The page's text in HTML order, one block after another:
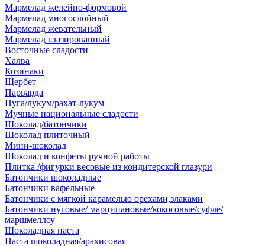
Мармелад желейно-формовой
Мармелад многослойный
Мармелад жевательный
Мармелад глазированный
Восточные сладости
Халва
Козинаки
Щербет
Парварда
Нуга/лукум/рахат-лукум
Мучные национальные сладости
Шоколад/батончики
Шоколад плиточный
Мини-шоколад
Шоколад и конфеты ручной работы
Плитка /фигурки весовые из кондитерской глазури
Батончики шоколадные
Батончики вафельные
Батончики с мягкой карамелью орехами,злаками
Батончики нуговые/ марципановые/кокосовые/суфле/
маршмеллоу
Шоколадная паста
Паста шоколадная/арахисовая